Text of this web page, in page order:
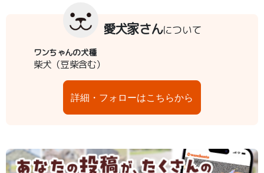
愛犬家さんについて
ワンちゃんの犬種
柴犬（豆柴含む）
詳細・フォローはこちらから